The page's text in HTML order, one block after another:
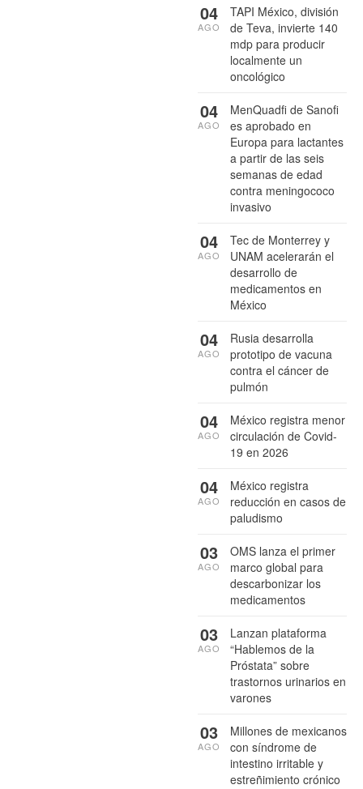
TAPI México, división
de Teva, invierte 140
mdp para producir
localmente un
oncológico
04
AGO
MenQuadfi de Sanofi
es aprobado en
Europa para lactantes
a partir de las seis
semanas de edad
contra meningococo
invasivo
04
AGO
Tec de Monterrey y
UNAM acelerarán el
desarrollo de
medicamentos en
México
04
AGO
Rusia desarrolla
prototipo de vacuna
contra el cáncer de
pulmón
04
AGO
México registra menor
circulación de Covid-
19 en 2026
04
AGO
México registra
reducción en casos de
paludismo
04
AGO
OMS lanza el primer
marco global para
descarbonizar los
medicamentos
03
AGO
Lanzan plataforma
“Hablemos de la
Próstata” sobre
trastornos urinarios en
varones
03
AGO
Millones de mexicanos
con síndrome de
intestino irritable y
estreñimiento crónico
03
AGO